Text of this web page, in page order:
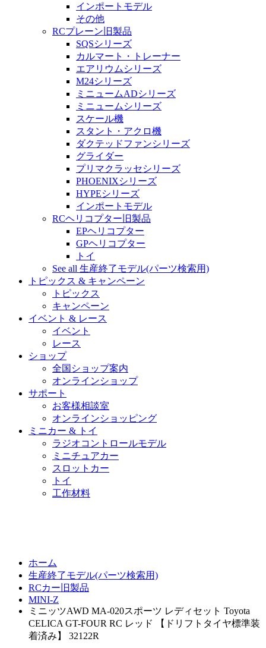
インポートモデル
その他
RCプレーン旧製品
SQSシリーズ
カルマート・トレーナー
エアリウムシリーズ
M24シリーズ
ミニュームADシリーズ
ミニュームシリーズ
スケール機
スタント・アクロ機
ダクテッドファンシリーズ
グライダー
プリマクラッセシリーズ
PHOENIXシリーズ
HYPEシリーズ
インポートモデル
RCヘリコプター旧製品
EPヘリコプター
GPヘリコプター
トイ
See all 生産終了モデル(パーツ検索用)
トピックス & キャンペーン
トピックス
キャンペーン
イベント & レース
イベント
レース
ショップ
全国ショップ案内
オンラインショップ
サポート
お客様相談室
オンラインショッピング
ミニカー & トイ
ラジオコントロールモデル
ミニチュアカー
スロットカー
トイ
工作材料
ホーム
生産終了モデル(パーツ検索用)
RCカー旧製品
MINI-Z
ミニッツAWD MA-020スポーツ レディセット Toyota
CELICA GT-FOUR RC レッド 【ドリフトタイヤ標準装
着済み】 32122R